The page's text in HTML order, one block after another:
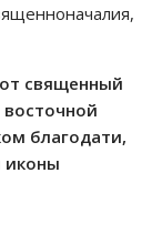
священный
благодати,
иконы